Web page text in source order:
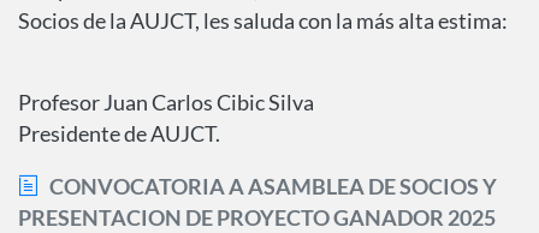
Socios de la AUJCT, les saluda con la más alta estima:
Profesor Juan Carlos Cibic Silva
Presidente de AUJCT.
CONVOCATORIA A ASAMBLEA DE SOCIOS Y
PRESENTACION DE PROYECTO GANADOR 2025